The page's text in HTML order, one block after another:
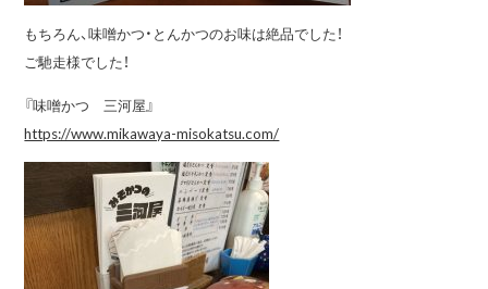
もちろん、味噌かつ・とんかつのお味は絶品でした！
ご馳走様でした！
『味噌かつ 三河屋』
https://www.mikawaya-misokatsu.com/